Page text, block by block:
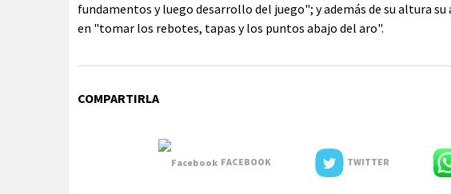
fundamentos y luego desarrollo del juego"; y además de su altura
en "tomar los rebotes, tapas y los puntos abajo del aro".
COMPARTIRLA
FACEBOOK TWITTER